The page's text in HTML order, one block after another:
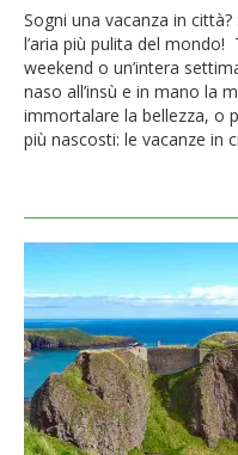
Sogni una vacanza in
l’aria più pulita del
weekend o un’intera
naso all’insù e in mano la
immortalare la bellezza, o
più nascosti: le vacanze in